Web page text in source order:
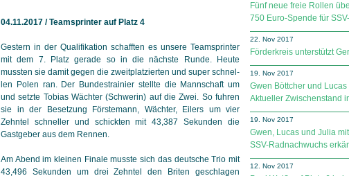
04.11.2017 / Teamsprinter auf Platz 4
Gestern in der Qualifikation schafften es unsere Team­sprinter
mit dem 7. Platz gerade so in die nächste Runde. Heute
mussten sie damit gegen die zweitplatzierten und super schnel­
len Polen ran. Der Bundestrainier stellte die Mannschaft um
und setzte Tobias Wächter (Schwerin) auf die Zwei. So fuhren
sie in der Besetzung Förstemann, Wächter, Eilers um vier
Zehntel schneller und schickten mit 43,387 Sekunden die
Gastgeber aus dem Rennen.
Am Abend im kleinen Finale musste sich das deutsche Trio mit
43,496 Sekunden um drei Zehntel den Briten geschlagen
Fünf neue freie Rollen
750 Euro-Spende für
22. Nov 2017
Förderkreis unterstützt
19. Nov 2017
Gwen Böttcher und
Aktueller Zwischenstand
19. Nov 2017
Gwen, Lucas und Julia
SSV-Radnachwuchs
12. Nov 2017